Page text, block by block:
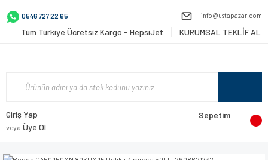
0546 727 22 65 info@ustapazar.com
Tüm Türkiye Ücretsiz Kargo - HepsiJet KURUMSAL TEKLİF AL
Giriş Yap
veya Üye Ol
Sepetim